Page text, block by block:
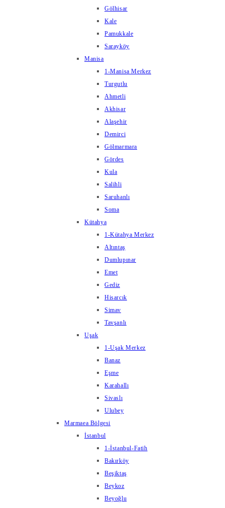
Gölhisar
Kale
Pamukkale
Sarayköy
Manisa
1-Manisa Merkez
Turgutlu
Ahmetli
Akhisar
Alaşehir
Demirci
Gölmarmara
Gördes
Kula
Salihli
Saruhanlı
Soma
Kütahya
1-Kütahya Merkez
Altıntaş
Dumlupınar
Emet
Gediz
Hisarcık
Simav
Tavşanlı
Uşak
1-Uşak Merkez
Banaz
Eşme
Karahallı
Sivaslı
Ulubey
Marmaea Bölgesi
İstanbul
1-İstanbul-Fatih
Bakırköy
Beşiktaş
Beykoz
Beyoğlu